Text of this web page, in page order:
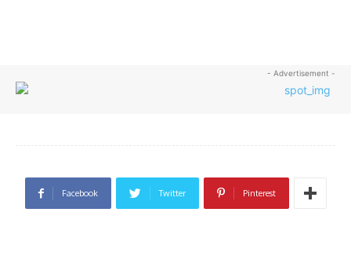
- Advertisement -
Facebook Twitter Pinterest